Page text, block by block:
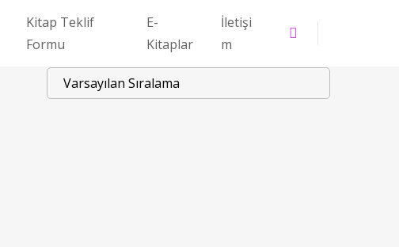
Kitap Teklif
Formu
E-
Kitaplar
İletişi
m